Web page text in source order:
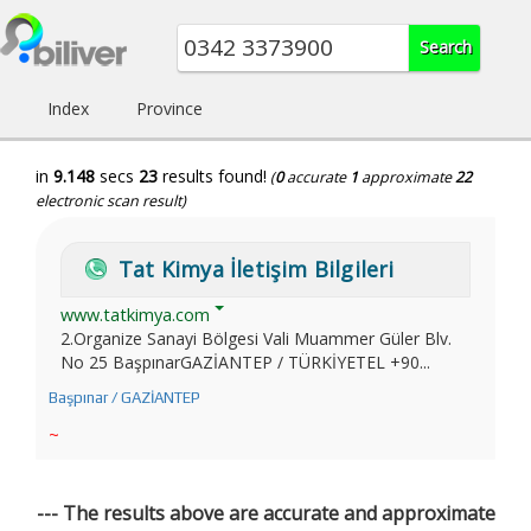
Index Province
in 9.148 secs 23 results found! (0accurate 1 approximate22
electronic scan result)
Tat Kimya İletişim Bilgileri
www.tatkimya.com
2.Organize Sanayi Bölgesi Vali Muammer Güler Blv.
No 25 BaşpınarGAZİANTEP / TÜRKİYETEL +90...
Başpınar / GAZİANTEP
~
--- The results above are accurate and approximate